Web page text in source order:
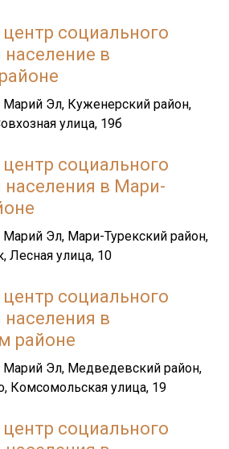
социального
в
Марий Эл, Куженерский район,
улица, 19б
социального
населения в Мари-
Марий Эл, Мари-Турекский район,
Лесная улица, 10
социального
в
районе
Марий Эл, Медведевский район,
Комсомольская улица, 19
социального